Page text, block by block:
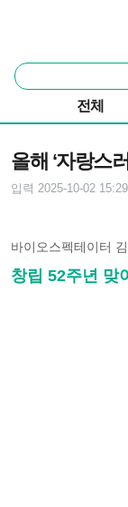
통
합
색
전체
올해 ‘자랑스
입력 2025-10-02 15:29
바이오스펙테이터
창립 52주년 맞